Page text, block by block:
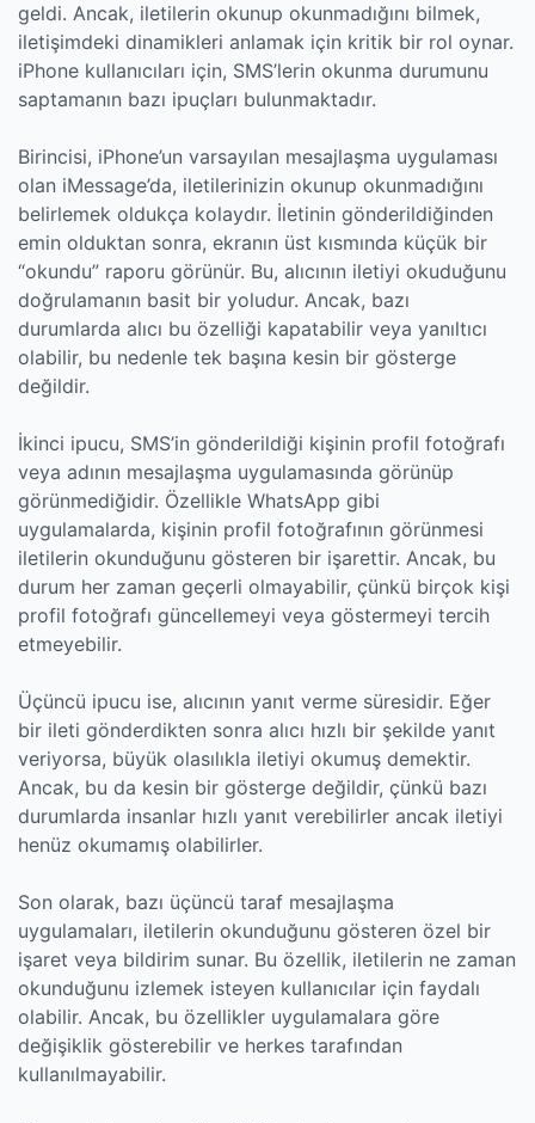
geldi. Ancak, iletilerin okunup okunmadığını bilmek,
iletişimdeki dinamikleri anlamak için kritik bir rol oynar.
iPhone kullanıcıları için, SMS’lerin okunma durumunu
saptamanın bazı ipuçları bulunmaktadır.
Birincisi, iPhone’un varsayılan mesajlaşma uygulaması
olan iMessage’da, iletilerinizin okunup okunmadığını
belirlemek oldukça kolaydır. İletinin gönderildiğinden
emin olduktan sonra, ekranın üst kısmında küçük bir
“okundu” raporu görünür. Bu, alıcının iletiyi okuduğunu
doğrulamanın basit bir yoludur. Ancak, bazı
durumlarda alıcı bu özelliği kapatabilir veya yanıltıcı
olabilir, bu nedenle tek başına kesin bir gösterge
değildir.
İkinci ipucu, SMS’in gönderildiği kişinin profil fotoğrafı
veya adının mesajlaşma uygulamasında görünüp
görünmediğidir. Özellikle WhatsApp gibi
uygulamalarda, kişinin profil fotoğrafının görünmesi
iletilerin okunduğunu gösteren bir işarettir. Ancak, bu
durum her zaman geçerli olmayabilir, çünkü birçok kişi
profil fotoğrafı güncellemeyi veya göstermeyi tercih
etmeyebilir.
Üçüncü ipucu ise, alıcının yanıt verme süresidir. Eğer
bir ileti gönderdikten sonra alıcı hızlı bir şekilde yanıt
veriyorsa, büyük olasılıkla iletiyi okumuş demektir.
Ancak, bu da kesin bir gösterge değildir, çünkü bazı
durumlarda insanlar hızlı yanıt verebilirler ancak iletiyi
henüz okumamış olabilirler.
Son olarak, bazı üçüncü taraf mesajlaşma
uygulamaları, iletilerin okunduğunu gösteren özel bir
işaret veya bildirim sunar. Bu özellik, iletilerin ne zaman
okunduğunu izlemek isteyen kullanıcılar için faydalı
olabilir. Ancak, bu özellikler uygulamalara göre
değişiklik gösterebilir ve herkes tarafından
kullanılmayabilir.